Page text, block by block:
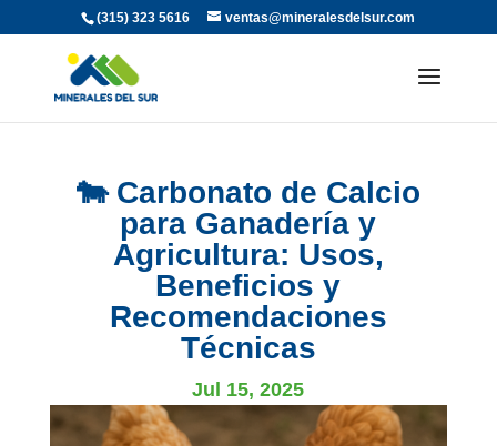
(315) 323 5616 ventas@mineralesdelsur.com
🐄 Carbonato de Calcio
para Ganadería y
Agricultura: Usos,
Beneficios y
Recomendaciones
Técnicas
Jul 15, 2025